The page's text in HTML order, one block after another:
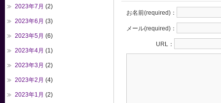
お名前(required)：
メール(required)：
URL：
2023年7月 (2)
2023年6月 (3)
2023年5月 (6)
2023年4月 (1)
2023年3月 (2)
2023年2月 (4)
2023年1月 (2)